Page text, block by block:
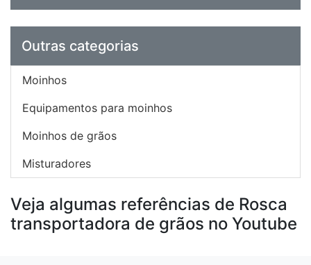
Outras categorias
Moinhos
Equipamentos para moinhos
Moinhos de grãos
Misturadores
Veja algumas referências de Rosca
transportadora de grãos no Youtube